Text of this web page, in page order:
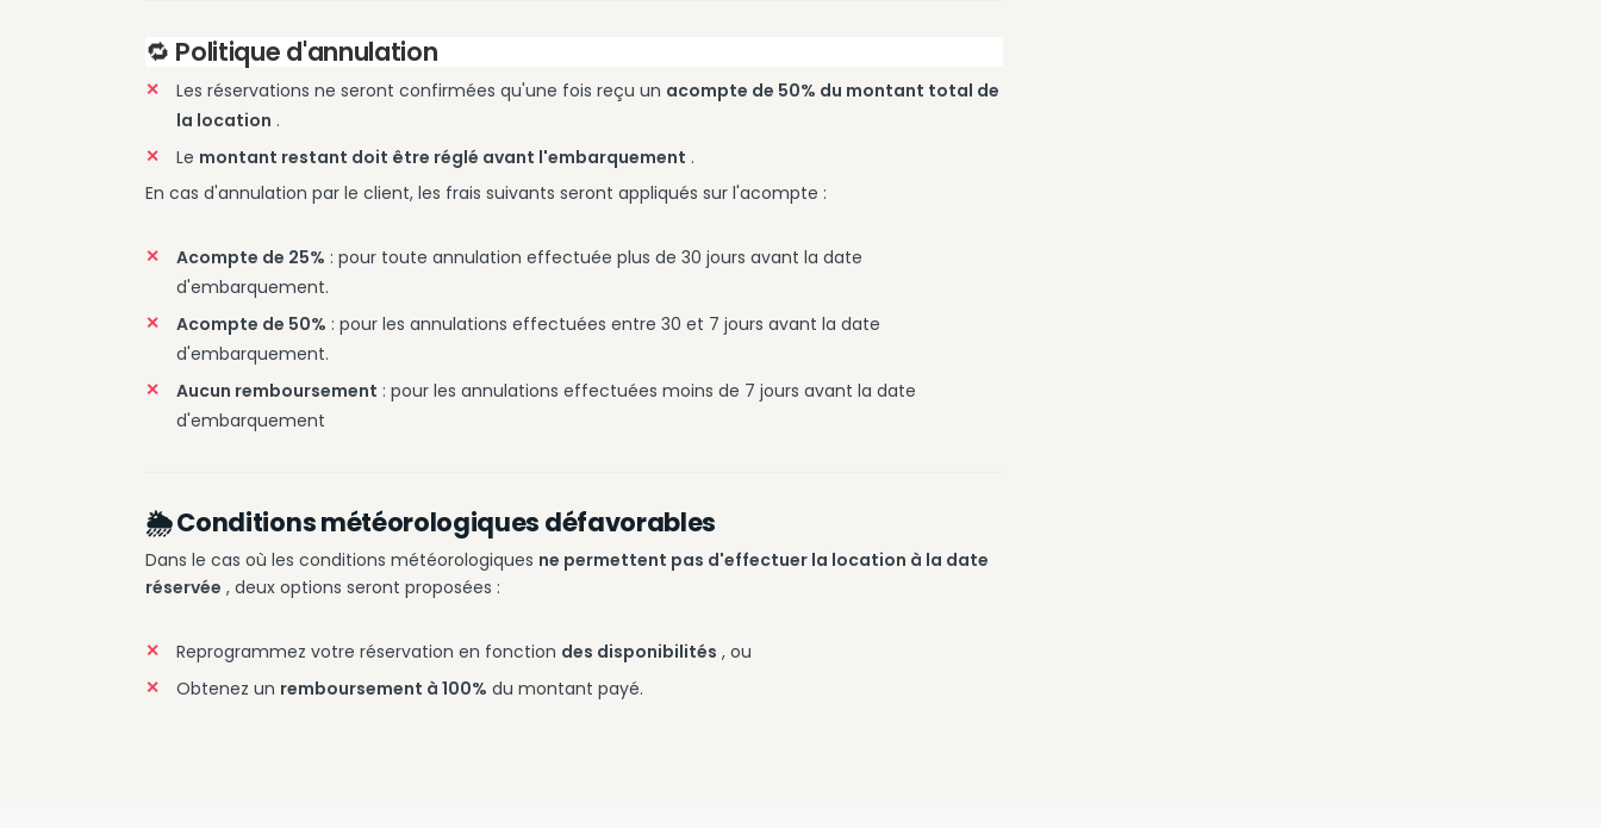
🔁 Politique d'annulation
Les réservations ne seront confirmées qu'une fois reçu un acompte de 50% du montant total de
la location .
Le montant restant doit être réglé avant l'embarquement .
En cas d'annulation par le client, les frais suivants seront appliqués sur l'acompte :
Acompte de 25% : pour toute annulation effectuée plus de 30 jours avant la date
d'embarquement.
Acompte de 50% : pour les annulations effectuées entre 30 et 7 jours avant la date
d'embarquement.
Aucun remboursement : pour les annulations effectuées moins de 7 jours avant la date
d'embarquement
🌦️ Conditions météorologiques défavorables
Dans le cas où les conditions météorologiques ne permettent pas d'effectuer la location à la date
réservée , deux options seront proposées :
Reprogrammez votre réservation en fonction des disponibilités , ou
Obtenez un remboursement à 100% du montant payé.